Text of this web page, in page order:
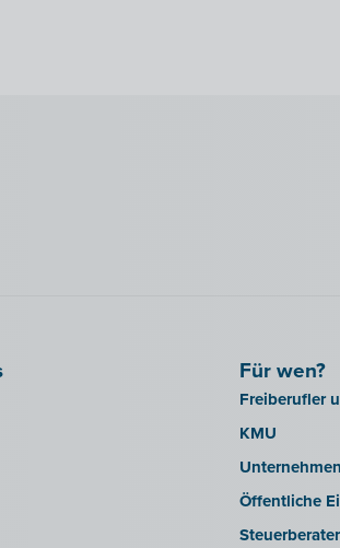
Für wen?
Freiberufler
KMU
Unternehmen
Öffentliche